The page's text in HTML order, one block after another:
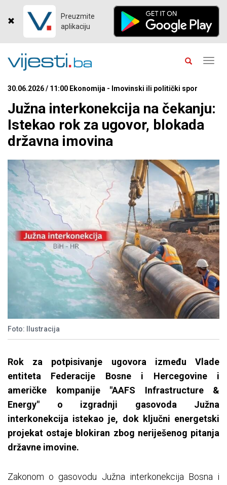
Preuzmite
aplikaciju
30.06.2026 / 11:00 Ekonomija - Imovinski ili politički spor
Južna interkonekcija na čekanju:
Istekao rok za ugovor, blokada
državna imovina
Foto: Ilustracija
Rok za potpisivanje ugovora između Vlade
entiteta Federacije Bosne i Hercegovine i
američke kompanije "AAFS Infrastructure &
Energy" o izgradnji gasovoda Južna
interkonekcija istekao je, dok ključni energetski
projekat ostaje blokiran zbog neriješenog pitanja
državne imovine.
Zakonom o gasovodu Južna interkonekcija Bosna i